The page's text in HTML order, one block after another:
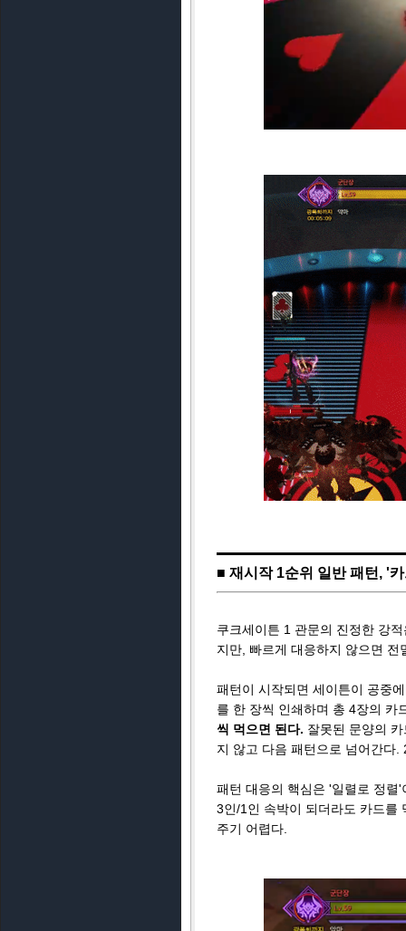
■ 재시작 1순위 일반 패턴, '
쿠크세이튼 1 관문의 진정한 강
지만, 빠르게 대응하지 않으면
패턴이 시작되면 세이튼이 공중
를 한 장씩 인쇄하며 총 4장의 카
씩 먹으면 된다. 잘못된 문양의
지 않고 다음 패턴으로 넘어간다
패턴 대응의 핵심은 '일렬로 정렬
3인/1인 속박이 되더라도 카드를
주기 어렵다.